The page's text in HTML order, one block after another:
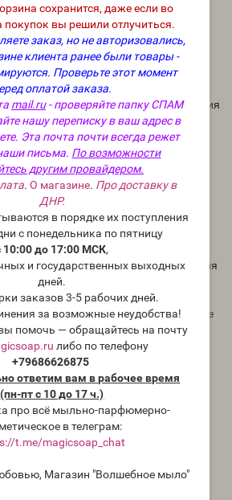
сохранится, даже если во
вы решили отлучиться.
заказ, но не авторизовались,
клиента ранее были товары -
Проверьте этот момент
оплатой заказа.
mail.ru- проверяйте папку СПАМ
нашу переписку в ваш адрес в
Эта почта почти всегда режет
письма. По возможности
другим провайдером.
.О магазине. Про доставку в
ДНР.
в порядке их поступления
с понедельника по пятницу
10:00 до 17:00 МСК,
и государственных выходных
дней.
заказов 3-5 рабочих дней.
за возможные неудобства!
помочь — обращайтесь на почту
либо по телефону
+79686626875
ответим вам в рабочее время
(пн-пт с 10 до 17 ч.)
про всё мыльно-парфюмерно-
в телеграм:
t.me/magicsoap_chat
Магазин "Волшебное мыло"
зелень, яблоко, лимон, лайм,
роза, огурец, водяная лилия, лист
Чистый Мускус
Максимальная сумма использования
в мыле: макс. 3-4.5%
макс. 1-3%
в свечах: 3–10%
для диффузоров: требует тестов
использования соответствуют
для обеспечения
для использования в
объемов использования. Клиент
количество использования для
продукта, не выходя при этом за
Во многих случаях идеальное
намного ниже, чем максимальное
для безопасности.
0%
холодным способом:
цвет не меняет.
раствора при смешивании 43°C